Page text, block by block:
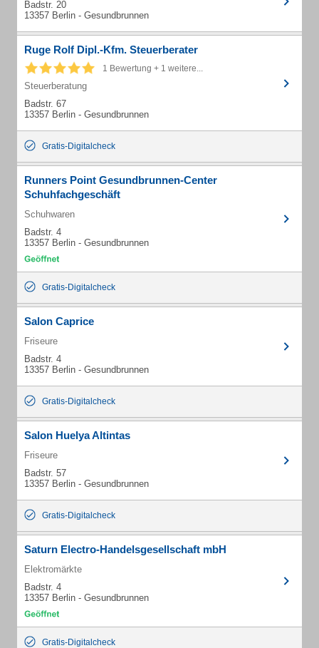
Badstr. 20
13357 Berlin - Gesundbrunnen
Ruge Rolf Dipl.-Kfm. Steuerberater
1 Bewertung + 1 weitere...
Steuerberatung
Badstr. 67
13357 Berlin - Gesundbrunnen
Gratis-Digitalcheck
Runners Point Gesundbrunnen-Center
Schuhfachgeschäft
Schuhwaren
Badstr. 4
13357 Berlin - Gesundbrunnen
Gratis-Digitalcheck
Salon Caprice
Friseure
Badstr. 4
13357 Berlin - Gesundbrunnen
Gratis-Digitalcheck
Salon Huelya Altintas
Friseure
Badstr. 57
13357 Berlin - Gesundbrunnen
Gratis-Digitalcheck
Saturn Electro-Handelsgesellschaft mbH
Elektromärkte
Badstr. 4
13357 Berlin - Gesundbrunnen
Gratis-Digitalcheck